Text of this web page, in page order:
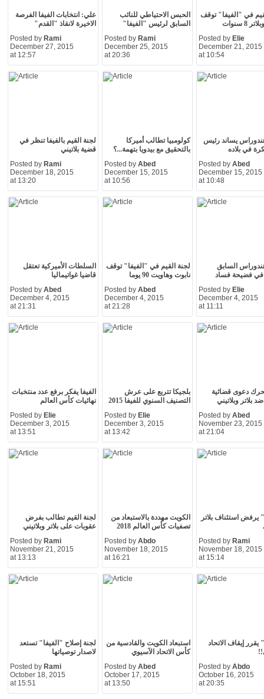
علي: انتخابات الفيفا الفرصة
الاخيرة لانقاذ "القدم"
Posted by Rami
December 27, 2015
at 12:57
الحبس الاحتياطي للنائب
السابق لرئيس "الفيفا"
Posted by Rami
December 25, 2015
at 20:36
في "الفيفا" توقف
8 سنوات
Posted by Elie
December 21, 2015
at 10:54
لجنة القيم بالفيفا تنظر في
قضية بلاتيني
Posted by Rami
December 18, 2015
at 13:20
كولومبيا تطالب أميركا
بالتحقيق مع بيدويا بتهمة...؟
Posted by Abed
December 15, 2015
at 10:56
يساند رئيس
في بلاده
Posted by Abed
December 15, 2015
at 10:48
السلطات الأميركية تعتقل
قاضيا غواتيماليا
Posted by Abed
December 4, 2015
at 21:31
لجنة القيم في "الفيفا" توقف
نابوت وهاويت 90 يوما
Posted by Abed
December 4, 2015
at 21:28
السابق
فضيحة فساد
Posted by Elie
December 4, 2015
at 11:11
الفيفا يفكر برفع عدد منتخبات
نهائيات كأس العالم
Posted by Elie
December 3, 2015
at 13:51
بلجيكا تتربع على عرش
التصنيف السنوي للفيفا 2015
Posted by Elie
December 3, 2015
at 13:42
دعوى قضائية
بلاتر وبلاتيني
Posted by Abed
November 23, 2015
at 21:04
لجنة القيم تطالب بفرض
عقوبات على بلاتر وبلاتيني
Posted by Rami
November 21, 2015
at 13:13
الكويت مهددة بالاستبعاد من
تصفيات كأس العالم 2018
Posted by Abdo
November 18, 2015
at 16:21
يرفض استئناف بلاتر
Posted by Rami
November 18, 2015
at 15:14
لجنة إصلاح "الفيفا" تستعد
لاصدار توصياتها
Posted by Rami
October 18, 2015
at 15:51
استبعاد الكويت والقادسية من
كأس الاتحاد الآسيوي
Posted by Abed
October 17, 2015
at 13:50
يقرر إيقاف الاتحاد
Posted by Abdo
October 16, 2015
at 20:35